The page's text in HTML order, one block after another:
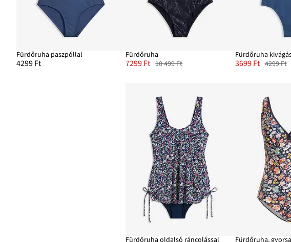
Fürdőruha paszpóllal
4299 Ft
Fürdőruha
7299 Ft 10 499 Ft
Fürdőruha
3699 Ft 4299 Ft
Fürdőruha oldalsó ráncolással Fürdőruha,